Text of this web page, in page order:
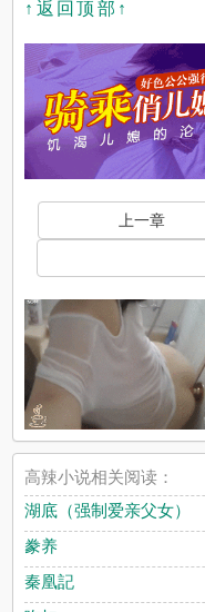
↑返回顶部↑
上一章
高辣小说相关阅读：
湖底（强制爱亲父女）
豢养
秦凰記